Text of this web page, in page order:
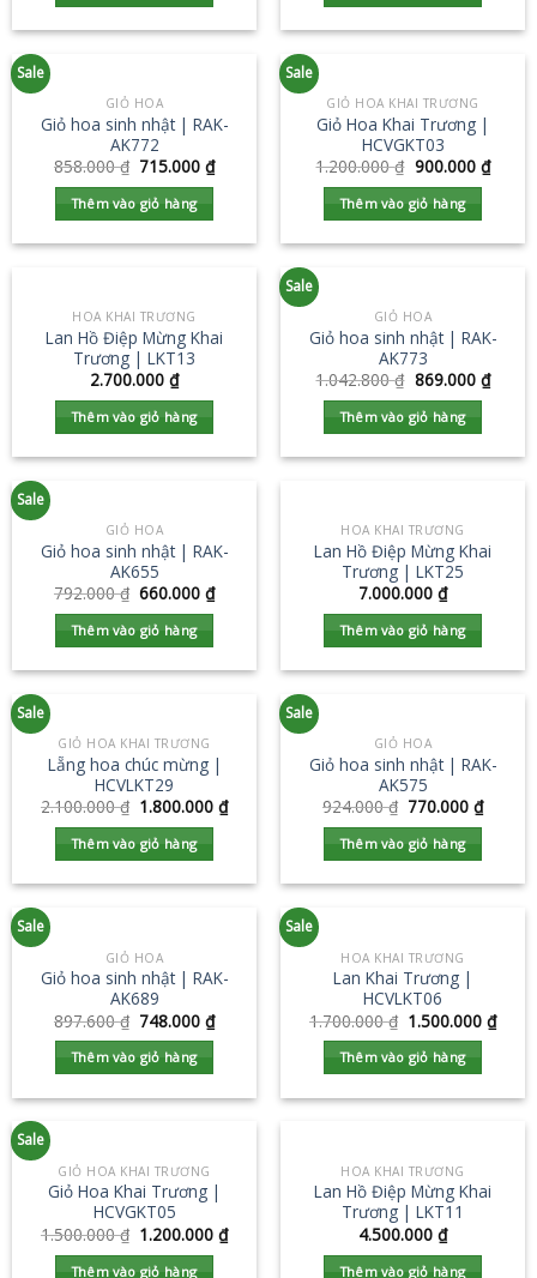
Sale
GIỎ HOA
Giỏ hoa sinh nhật | RAK-
AK772
858.000₫ 715.000₫
Thêm vào giỏ hàng
Sale
GIỎ HOA KHAI TRƯƠNG
Giỏ Hoa Khai Trương |
HCVGKT03
1.200.000₫ 900.000 ₫
Thêm vào giỏ hàng
HOA KHAI TRƯƠNG
Lan Hồ Điệp Mừng Khai
Trương | LKT13
2.700.000 ₫
Thêm vào giỏ hàng
Sale
GIỎ HOA
Giỏ hoa sinh nhật | RAK-
AK773
1.042.800₫ 869.000 ₫
Thêm vào giỏ hàng
Sale
GIỎ HOA
Giỏ hoa sinh nhật | RAK-
AK655
792.000₫ 660.000₫
Thêm vào giỏ hàng
HOA KHAI TRƯƠNG
Lan Hồ Điệp Mừng Khai
Trương | LKT25
7.000.000 ₫
Thêm vào giỏ hàng
Sale
GIỎ HOA KHAI TRƯƠNG
Lẵng hoa chúc mừng |
HCVLKT29
2.100.000₫ 1.800.000₫
Thêm vào giỏ hàng
Sale
GIỎ HOA
Giỏ hoa sinh nhật | RAK-
AK575
924.000₫ 770.000₫
Thêm vào giỏ hàng
Sale
GIỎ HOA
Giỏ hoa sinh nhật | RAK-
AK689
897.600₫ 748.000₫
Thêm vào giỏ hàng
Sale
HOA KHAI TRƯƠNG
Lan Khai Trương |
HCVLKT06
1.700.000₫ 1.500.000₫
Thêm vào giỏ hàng
Sale
GIỎ HOA KHAI TRƯƠNG
Giỏ Hoa Khai Trương |
HCVGKT05
1.500.000₫ 1.200.000₫
Thêm vào giỏ hàng
HOA KHAI TRƯƠNG
Lan Hồ Điệp Mừng Khai
Trương | LKT11
4.500.000 ₫
Thêm vào giỏ hàng